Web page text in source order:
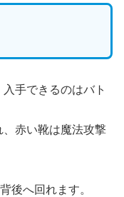
手できるのはバト
赤い靴は魔法攻撃
後へ回れます。